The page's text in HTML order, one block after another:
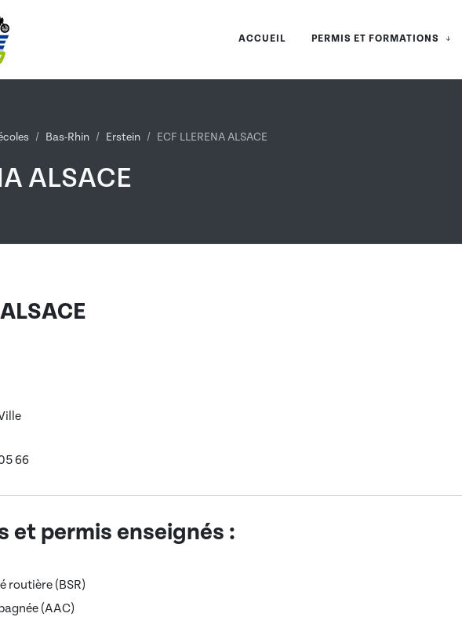
ACCUEIL PERMIS ET FORMATIONS
Bas-Rhin Erstein ECF LLERENA ALSACE
ALSACE
66
et permis enseignés :
routière (BSR)
(AAC)